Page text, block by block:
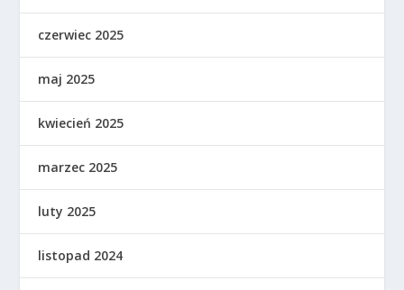
czerwiec 2025
maj 2025
kwiecień 2025
marzec 2025
luty 2025
listopad 2024